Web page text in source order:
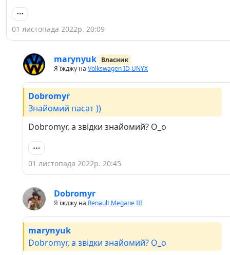
01 листопада 2022р. 20:09
marynyuk Власник
Я їжджу на Volkswagen ID UNYX
Dobromyr
Знайомий пасат ))
Dobromyr, а звідки знайомий? О_о
01 листопада 2022р. 20:45
Dobromyr
Я їжджу на Renault Megane III
marynyuk
Dobromyr, а звідки знайомий? О_о